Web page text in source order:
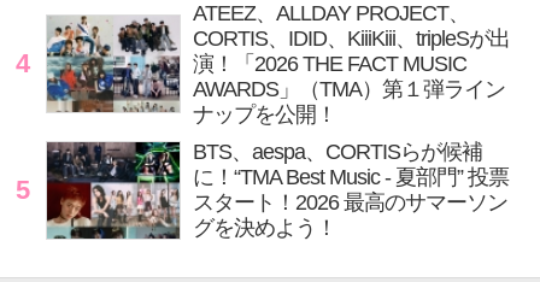
4
ATEEZ、ALLDAY PROJECT、
CORTIS、IDID、KiiiKiii、tripleSが出
演！「2026 THE FACT MUSIC
AWARDS」（TMA）第１弾ライン
ナップを公開！
5
BTS、aespa、CORTISらが候補
に！“TMA Best Music - 夏部門” 投票
スタート！2026 最高のサマーソン
グを決めよう！